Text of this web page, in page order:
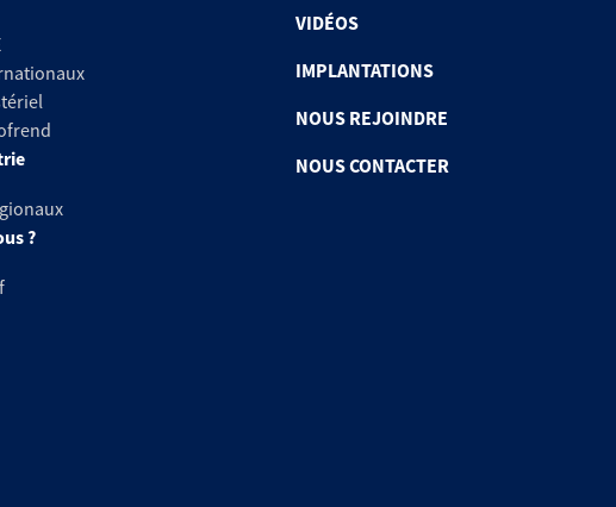
?
VIDÉOS
IMPLANTATIONS
NOUS REJOINDRE
NOUS CONTACTER